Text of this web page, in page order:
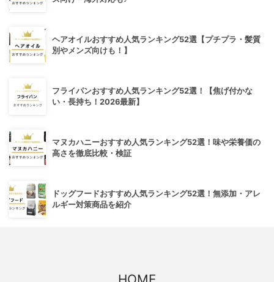
ヘアオイルおすすめ人気ランキング52選【プチプラ・髪質
別やメンズ向けも！】
フライパンおすすめ人気ランキング52選！【焦げ付かな
い・長持ち！2026最新】
マヌカハニーおすすめ人気ランキング52選！味や栄養価の
高さを徹底比較・検証
ドッグフードおすすめ人気ランキング52選！無添加・アレ
ルギー対策商品を紹介